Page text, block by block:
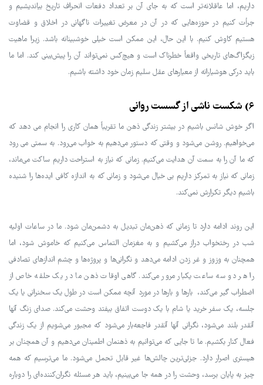
داریم، اما عاقلانه‌تر است که به جای آن بر تعداد دفعات انحراف تاریخ بیاندیشیم و
جرأت کنیم در حوزه‌هایی که در آن در معرض تغییرات ناگهانی در اخلاق و قضاوت
هستیم کاوش کنیم. با این حال، این ممکن است خیلی خوشبینانه باشد. زیرا ماهیت
زیگزاگ‌های تاریخی واقعاً خطرناک است و هیچ‌کس نمی‌تواند آن را پیش‌بینی کند. اما ما
باید درکی هوشیارانه از معیارهای عقل سلیم زمان خود داشته باشیم.
6) شکست ناشی از گسست روانی
اگر خوش شانس باشیم در بیشتر زندگی ذهن ما تقریباً همان کاری را انجام می دهد که
می‌خواهیم. روشن می‌شود و وقتی که دستور می‌دهیم به خواب می‌رود. به سمتی می رو‌د
که ما آن را به سمت آن هدایت می‌کنیم. زمانی که نیاز به استراحت داریم ساکت می‌ماند،
زمانی که نیاز به تمرکز داریم بی خیال می‌شود و زمانی که به اندازه کافی ایده‌ها را شنیده
باشیم دیگر تکرارش نمی‌کند.
این روند ادامه دارد تا زمانی که ذهن‌مان تبدیل به دشمن‌مان شود. ما در ساعات اولیه
شب در رختخواب دراز می‌کشیم و به مغزمان التماس می‌کنیم که خاموش شود، اما
همچنان به وزوز و غر زدن ادامه می‌دهد و نگرانی‌ها و پروژه‌ها و چشم اندازهای تصادفی
را هر دو سه ساعت یکبار مرور می‌کند. گاهی اوقات ذهن ما در یک حلقه خاص از
اضطراب گیر می‌کند، بارها و بارها در مورد آنچه ممکن است در طول یک سخنرانی یا یک
جلسه، یک سفر خرید یا شام با یک دوست اتفاق بیفتد وحشت می‌کند. صدای زنگ آنها
آنقدر بلند می‌شود، نگرانی آنها آنقدر فاجعه‌بار می‌شود که مجبور می‌شویم از یک زندگی
فعال کنار بکشیم. ما تا جایی که می‌توانیم به ذهنمان اطمینان می‌دهیم و آن همچنان بر
هیستری اصرار دارد. جزئی‌ترین چالش‌ها غیر قابل تحمل می‌شو‌د. ما می‌ترسیم که همه
چیز به پایان برسد، وحشت را در همه جا می‌بینیم، باید هر مسئله نگران‌کننده‌ای را دوباره